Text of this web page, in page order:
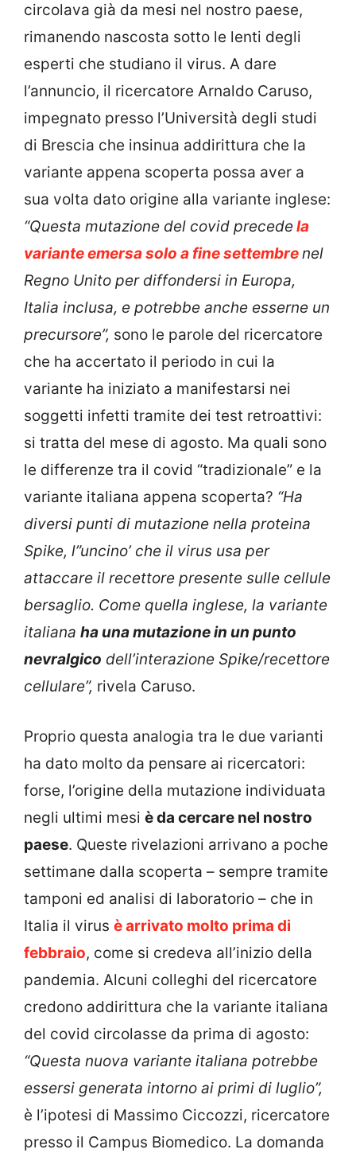
circolava già da mesi nel nostro paese,
rimanendo nascosta sotto le lenti degli
esperti che studiano il virus. A dare
l’annuncio, il ricercatore Arnaldo Caruso,
impegnato presso l’Università degli studi
di Brescia che insinua addirittura che la
variante appena scoperta possa aver a
sua volta dato origine alla variante inglese:
“Questa mutazione del covid precedela
variante emersa solo a fine settembrenel
Regno Unito per diffondersi in Europa,
Italia inclusa, e potrebbe anche esserne un
precursore”, sono le parole del ricercatore
che ha accertato il periodo in cui la
variante ha iniziato a manifestarsi nei
soggetti infetti tramite dei test retroattivi:
si tratta del mese di agosto. Ma quali sono
le differenze tra il covid “tradizionale” e la
variante italiana appena scoperta? “Ha
diversi punti di mutazione nella proteina
Spike, l”uncino’ che il virus usa per
attaccare il recettore presente sulle cellule
bersaglio. Come quella inglese, la variante
italiana ha una mutazione in un punto
nevralgico dell’interazione Spike/recettore
cellulare”, rivela Caruso.
Proprio questa analogia tra le due varianti
ha dato molto da pensare ai ricercatori:
forse, l’origine della mutazione individuata
negli ultimi mesi è da cercare nel nostro
paese. Queste rivelazioni arrivano a poche
settimane dalla scoperta – sempre tramite
tamponi ed analisi di laboratorio – che in
Italia il virus è arrivato molto prima di
febbraio, come si credeva all’inizio della
pandemia. Alcuni colleghi del ricercatore
credono addirittura che la variante italiana
del covid circolasse da prima di agosto:
“Questa nuova variante italiana potrebbe
essersi generata intorno ai primi di luglio”,
è l’ipotesi di Massimo Ciccozzi, ricercatore
presso il Campus Biomedico. La domanda